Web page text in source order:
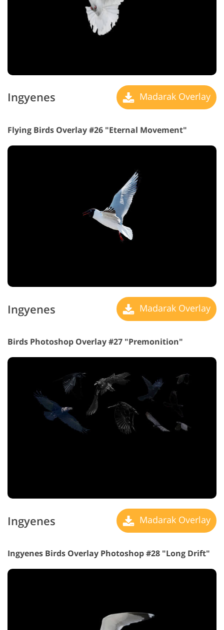
Ingyenes Madarak Overlay
Flying Birds Overlay #26 "Eternal Movement"
Ingyenes Madarak Overlay
Birds Photoshop Overlay #27 "Premonition"
Ingyenes Madarak Overlay
Ingyenes Birds Overlay Photoshop #28 "Long Drift"